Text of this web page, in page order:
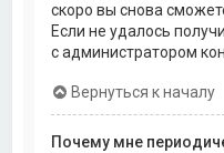
скоро вы снова
Если не удалось
с администратором
Вернуться к началу
Почему мне